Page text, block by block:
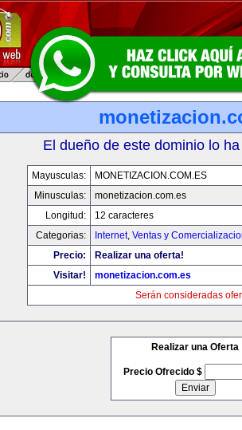
El dueño de este dominio lo
Mayusculas:
MONETIZACION.COM.ES
Minusculas:
monetizacion.com.es
Longitud:
12 caracteres
Categorias:
Internet, Ventas y
Precio:
Realizar una oferta!
Visitar!
monetizacion.com.es
Serán consideradas
Realizar una Oferta
Precio Ofrecido $